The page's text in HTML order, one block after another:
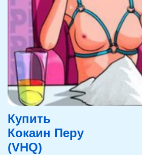
Купить
Кокаин Перу
(VHQ)